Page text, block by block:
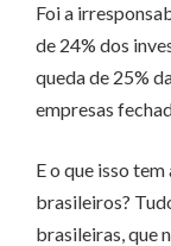
Foi a
de 24% dos
queda de 25%
empresas
E o que isso
brasileiros?
brasileiras, que